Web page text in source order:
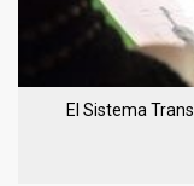
El Sistema